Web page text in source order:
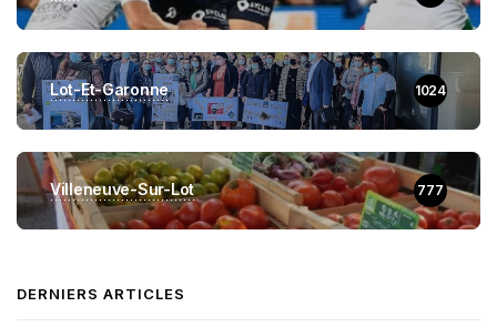
Lot-Et-Garonne 1024
Villeneuve-Sur-Lot 777
DERNIERS ARTICLES